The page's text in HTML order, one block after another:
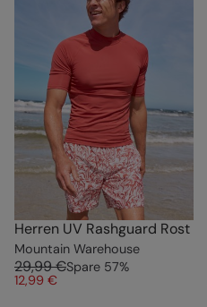
Herren UV Rashguard Rost
Mountain Warehouse
29,99 €Spare 57%
12,99 €